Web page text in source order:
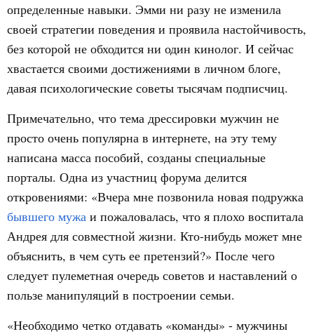
определенные навыки. Эмми ни разу не изменила
своей стратегии поведения и проявила настойчивость,
без которой не обходится ни один кинолог. И сейчас
хвастается своими достижениями в личном блоге,
давая психологические советы тысячам подписчиц.
Примечательно, что тема дрессировки мужчин не
просто очень популярна в интернете, на эту тему
написана масса пособий, созданы специальные
порталы. Одна из участниц форума делится
откровениями: «Вчера мне позвонила новая подружка
бывшего мужа и пожаловалась, что я плохо воспитала
Андрея для совместной жизни. Кто-нибудь может мне
объяснить, в чем суть ее претензий?» После чего
следует пулеметная очередь советов и наставлений о
пользе манипуляций в построении семьи.
«Необходимо четко отдавать «команды» - мужчины